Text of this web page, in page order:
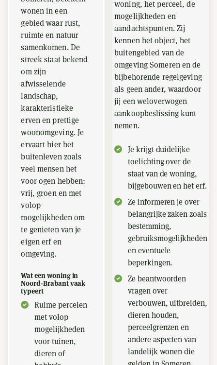
wonen in een
gebied waar rust,
ruimte en natuur
samenkomen. De
streek staat bekend
om zijn
afwisselende
landschap,
karakteristieke
erven en prettige
woonomgeving. Je
ervaart hier het
buitenleven zoals
veel mensen het
voor ogen hebben:
vrij, groen en met
volop
mogelijkheden om
te genieten van je
eigen erf en
omgeving.
Wat een woning in
Noord-Brabant vaak
typeert
Ruime percelen
met volop
mogelijkheden
voor tuinen,
dieren of
woning, het perceel, de
mogelijkheden en
aandachtspunten. Zij
kennen het object, het
buitengebied van de
omgeving Someren en de
bijbehorende regelgeving
als geen ander, waardoor
jij een weloverwogen
aankoopbeslissing kunt
nemen.
Je krijgt duidelijke
toelichting over de
staat van de woning,
bijgebouwen en het erf.
Ze informeren je over
belangrijke zaken zoals
bestemming,
gebruiksmogelijkheden
en eventuele
beperkingen.
Ze beantwoorden
vragen over
verbouwen, uitbreiden,
dieren houden,
perceelgrenzen en
andere aspecten van
landelijk wonen die